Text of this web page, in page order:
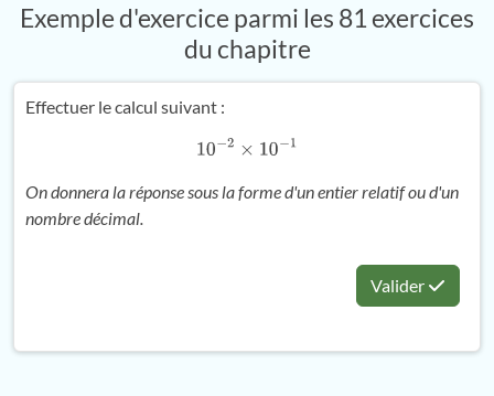
Exemple d'exercice parmi les 81 exercices
du chapitre
Effectuer le calcul suivant :
10−2×10−1
On donnera la réponse sous la forme d'un entier relatif ou d'un
nombre décimal.
Valider